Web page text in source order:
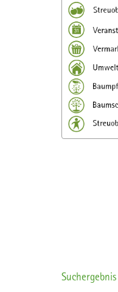
Suchergebnis